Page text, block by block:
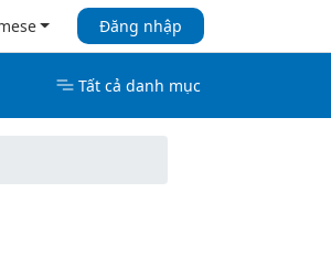
Đăng nhập
Tất cả danh mục